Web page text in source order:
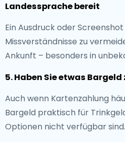
Landessprache bereit
Ein Ausdruck oder
Missverständnisse zu
Ankunft – besonders in
5. Haben Sie etwas Bargeld
Auch wenn Kartenzahlung
Bargeld praktisch für
Optionen nicht verfügbar sind.